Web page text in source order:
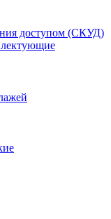
доступом (СКУД)